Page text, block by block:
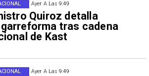
Ayer A Las 9:49
Quiroz detalla
tras cadena
de Kast
Ayer A Las 9:49